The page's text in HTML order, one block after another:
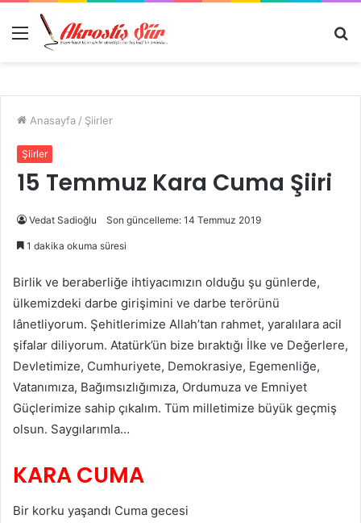
Menü
Anasayfa / Şiirler
Şiirler
15 Temmuz Kara Cuma Şiiri
Vedat Sadioğlu Son güncelleme: 14 Temmuz 2019
1 dakika okuma süresi
Birlik ve beraberliğe ihtiyacımızın olduğu şu günlerde,
ülkemizdeki darbe girişimini ve darbe terörünü
lânetliyorum. Şehitlerimize Allah’tan rahmet, yaralılara acil
şifalar diliyorum. Atatürk’ün bize bıraktığı İlke ve Değerlere,
Devletimize, Cumhuriyete, Demokrasiye, Egemenliğe,
Vatanımıza, Bağımsızlığımıza, Ordumuza ve Emniyet
Güçlerimize sahip çıkalım. Tüm milletimize büyük geçmiş
olsun. Saygılarımla…
KARA CUMA
Bir korku yaşandı Cuma gecesi